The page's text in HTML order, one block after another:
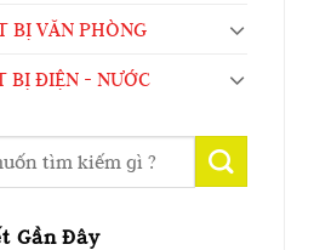
BỊ VĂN PHÒNG
BỊ ĐIỆN - NƯỚC
Gần Đây